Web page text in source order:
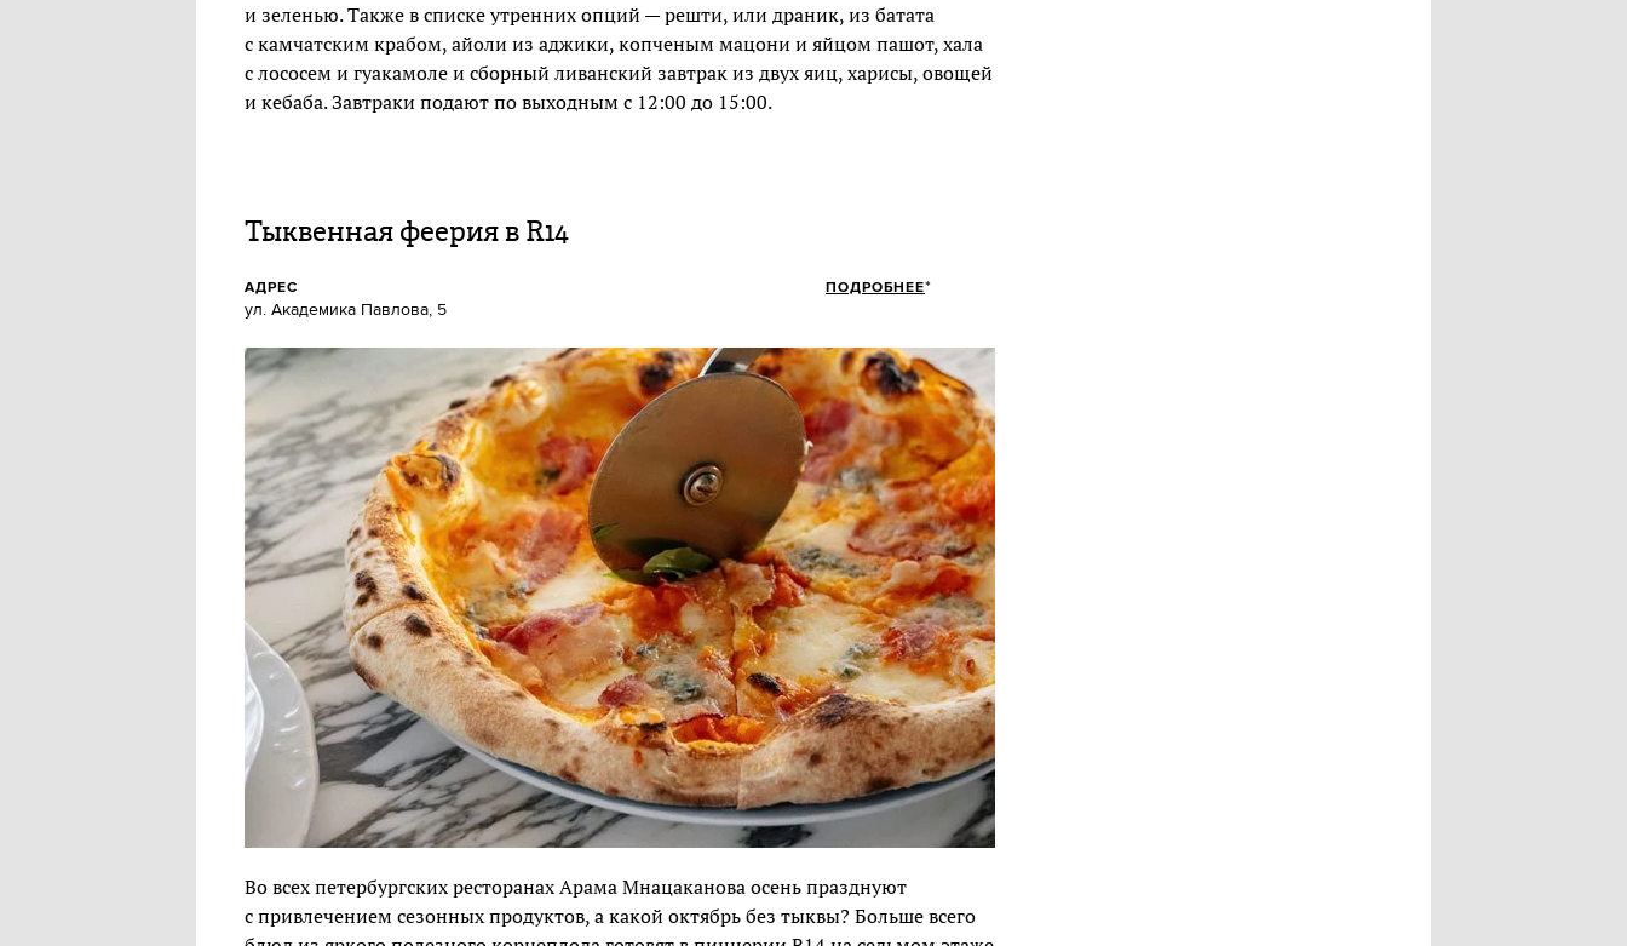
и зеленью. Также в списке утренних опций — решти, или драник, из батата
с камчатским крабом, айоли из аджики, копченым мацони и яйцом пашот, хала
с лососем и гуакамоле и сборный ливанский завтрак из двух яиц, харисы, овощей
и кебаба. Завтраки подают по выходным с 12:00 до 15:00.
Тыквенная феерия в R14
АДРЕС
ул. Академика Павлова, 5
ПОДРОБНЕЕ*
Во всех петербургских ресторанах Арама Мнацаканова осень празднуют
с привлечением сезонных продуктов, а какой октябрь без тыквы? Больше всего